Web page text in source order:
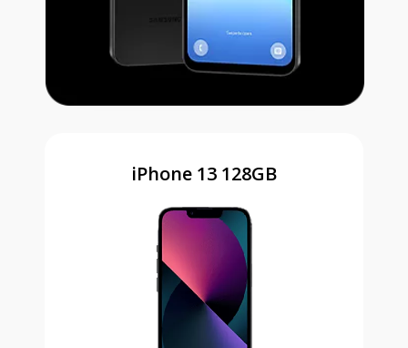
iPhone 13 128GB